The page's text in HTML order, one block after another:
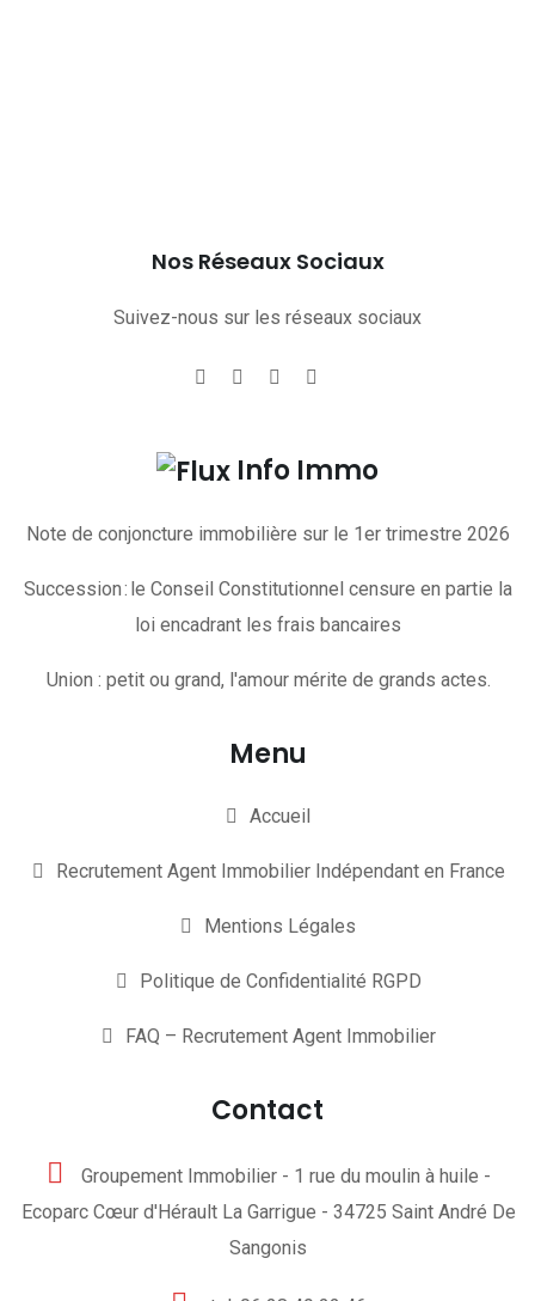
Nos Réseaux Sociaux
Suivez-nous sur les réseaux sociaux
Info Immo
Note de conjoncture immobilière sur le 1er trimestre 2026
Succession : le Conseil Constitutionnel censure en partie la
loi encadrant les frais bancaires
Union : petit ou grand, l'amour mérite de grands actes.
Menu
Accueil
Recrutement Agent Immobilier Indépendant en France
Mentions Légales
Politique de Confidentialité RGPD
FAQ – Recrutement Agent Immobilier
Contact
Groupement Immobilier - 1 rue du moulin à huile -
Ecoparc Cœur d'Hérault La Garrigue - 34725 Saint André De
Sangonis